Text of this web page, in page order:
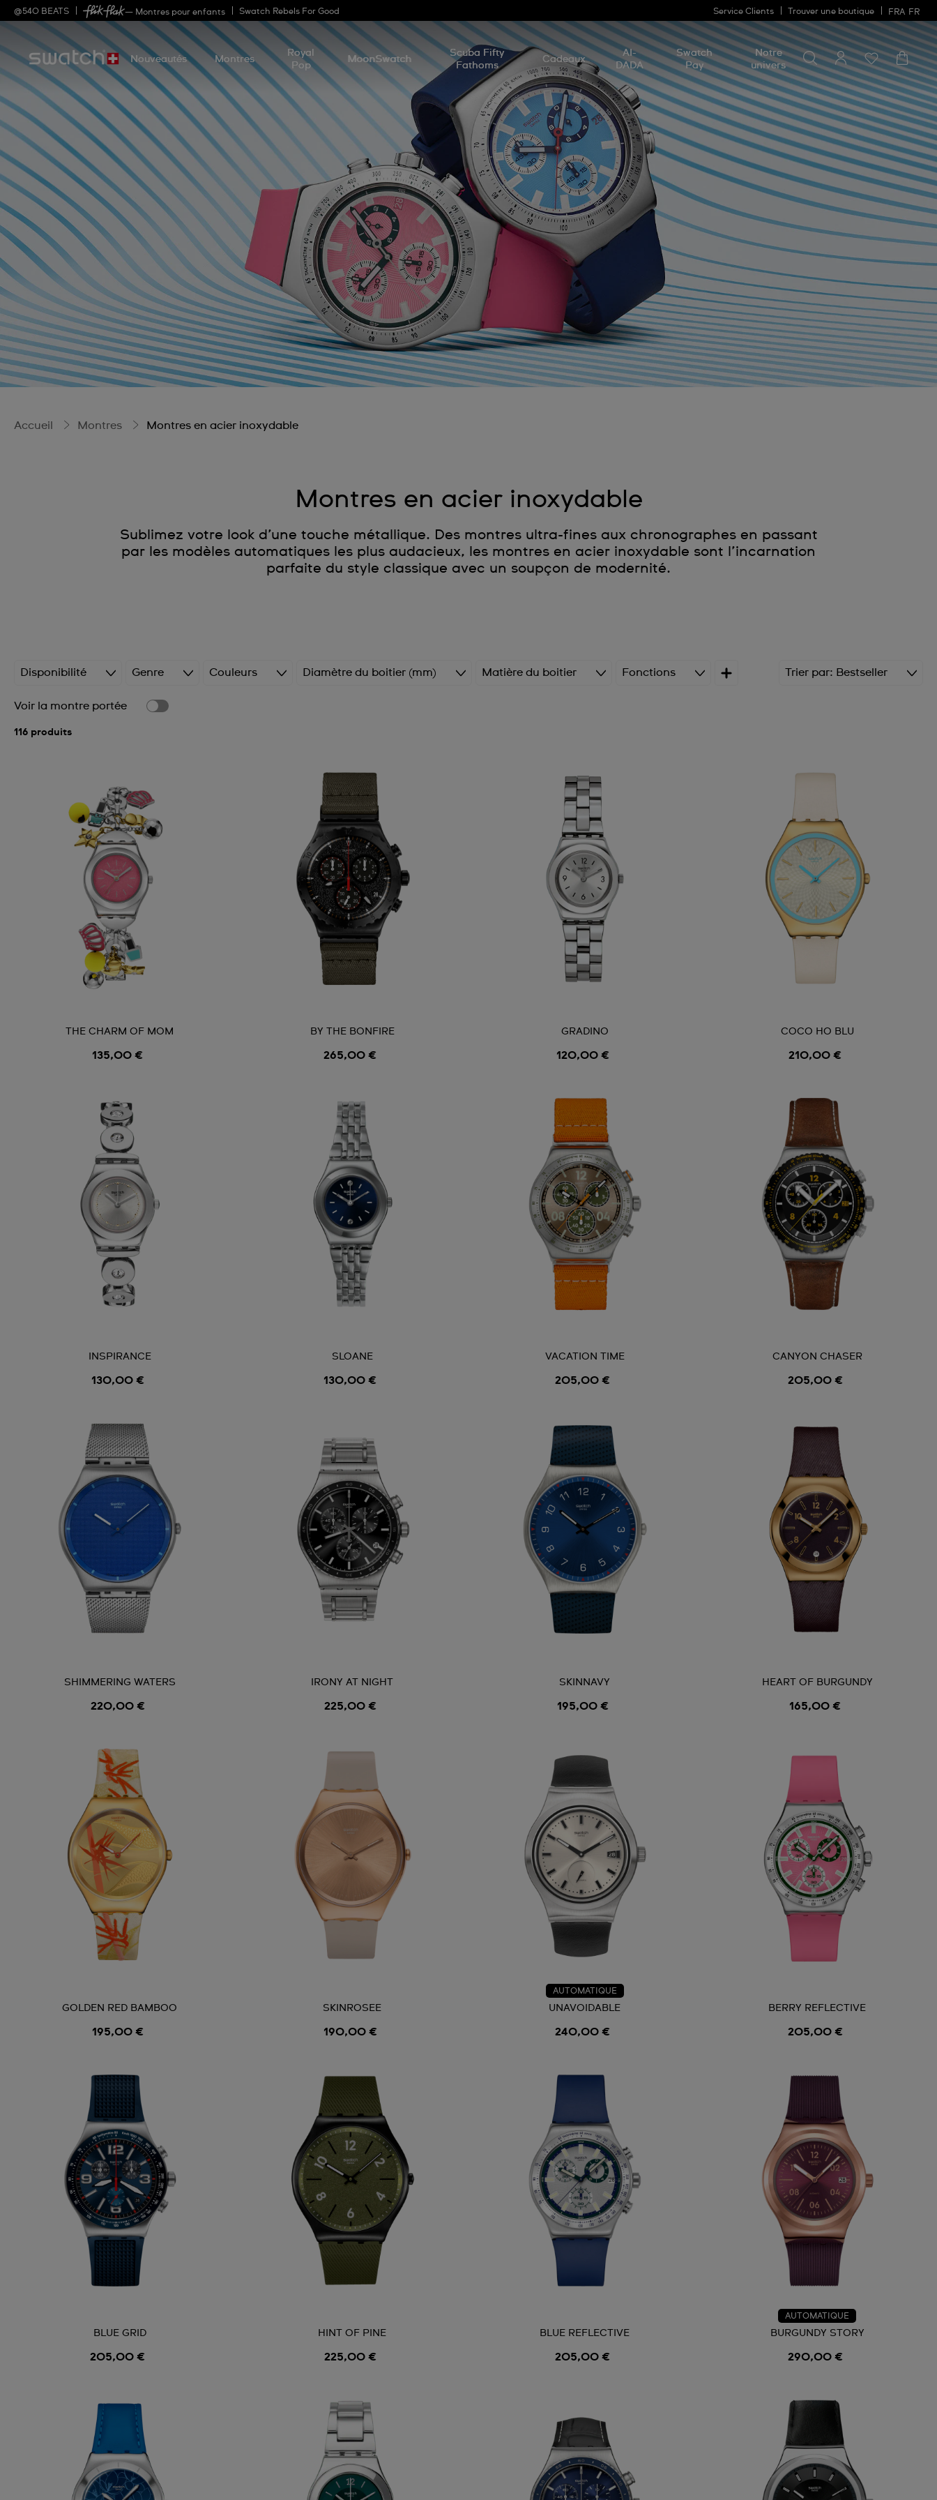
@540 BEATS — Montres pour enfants Swatch Rebels For Good Service Clients Trouver une boutique FRA FR
Nouveautés Montres
Royal
Pop
MoonSwatch
Scuba Fifty
Fathoms
Cadeaux
AI-
DADA
Swatch
Pay
Notre
univers
Rechercher
un
produit
Rechercher un produit
Accueil Montres Montres en acier inoxydable
Montres en acier inoxydable
Sublimez votre look d’une touche métallique. Des montres ultra-fines aux chronographes en passant
par les modèles automatiques les plus audacieux, les montres en acier inoxydable sont l’incarnation
parfaite du style classique avec un soupçon de modernité.
Disponibilité Genre Couleurs Diamètre du boitier (mm) Matière du boitier Fonctions Trier par Bestseller
Voir la montre portée
116 produits
THE CHARM OF MOM
135,00 €
BY THE BONFIRE
265,00 €
GRADINO
120,00 €
COCO HO BLU
210,00 €
INSPIRANCE
130,00 €
SLOANE
130,00 €
VACATION TIME
205,00 €
CANYON CHASER
205,00 €
SHIMMERING WATERS
220,00 €
IRONY AT NIGHT
225,00 €
SKINNAVY
195,00 €
HEART OF BURGUNDY
165,00 €
GOLDEN RED BAMBOO
195,00 €
SKINROSEE
190,00 €
AUTOMATIQUE
UNAVOIDABLE
240,00 €
BERRY REFLECTIVE
205,00 €
BLUE GRID
205,00 €
HINT OF PINE
225,00 €
BLUE REFLECTIVE
205,00 €
AUTOMATIQUE
BURGUNDY STORY
290,00 €